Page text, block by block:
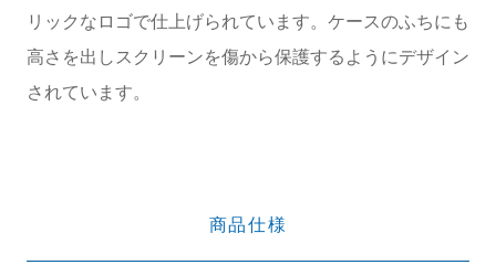
リックなロゴで仕上げられています。ケースのふちにも
高さを出しスクリーンを傷から保護するようにデザイン
されています。
商品仕様